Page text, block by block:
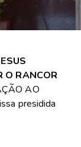
O RANCOR
AO
presidida